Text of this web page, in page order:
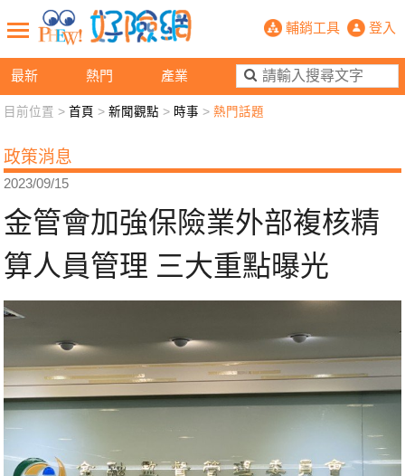
最新 熱門 產業
金管會加強保險業外部複核精算
輔銷工具 登入
新聞觀點 業務交流 好險懂生活
退休先準備 好險學堂 輔銷工具 活動專區
目前位置 >首頁 >新聞觀點 > 時事 >熱門話題
政策消息
2023/09/15
金管會加強保險業外部複核精
算人員管理 三大重點曝光